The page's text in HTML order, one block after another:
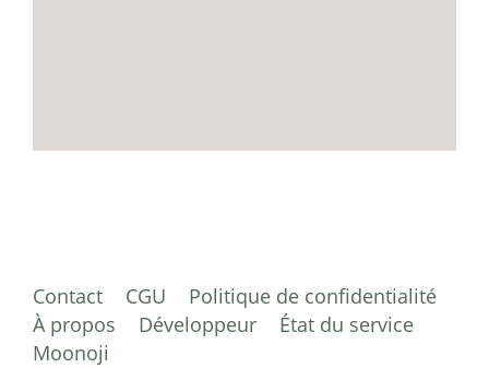
Contact CGU
Politique de confidentialité
À propos
Développeur
État du service
Moonoji